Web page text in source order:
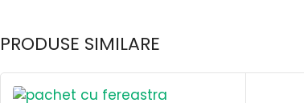
PRODUSE SIMILARE